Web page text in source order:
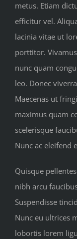
metus. Etiam
efficitur vel.
lacinia vitae ut
porttitor.
nunc quam
leo. Donec
Maecenas ut
maximus quam
scelerisque
Nunc ac eleifend
Quisque
nibh arcu
Suspendisse
Nunc eu ultrices
lobortis lorem